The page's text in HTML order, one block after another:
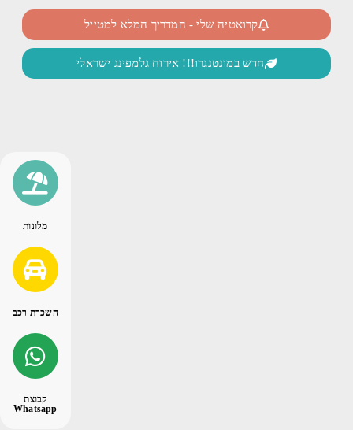
קרואטיה שלי - המדריך המלא למטייל
חדש במונטנגרו!!! אירוח גלמפינג ישראלי
מלונות
השכרת רכב
קבוצת
Whatsapp